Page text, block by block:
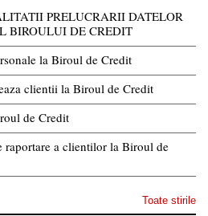
PRELUCRARII DATELOR
BIROULUI DE CREDIT
la Biroul de Credit
clientii la Biroul de Credit
de Credit
raportare a clientilor la Biroul de
Toate stirile